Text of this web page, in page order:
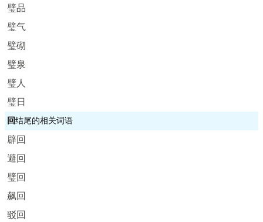
璧品
璧气
璧砌
璧泉
璧人
璧日
回结尾的相关词语
辟回
避回
璧回
飙回
驳回